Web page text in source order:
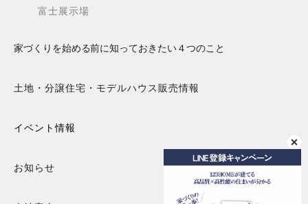
富士展示場
家づくりを始める前に知っておきたい４つのこと
土地・分譲住宅・モデルハウス販売情報
イベント情報
お知らせ